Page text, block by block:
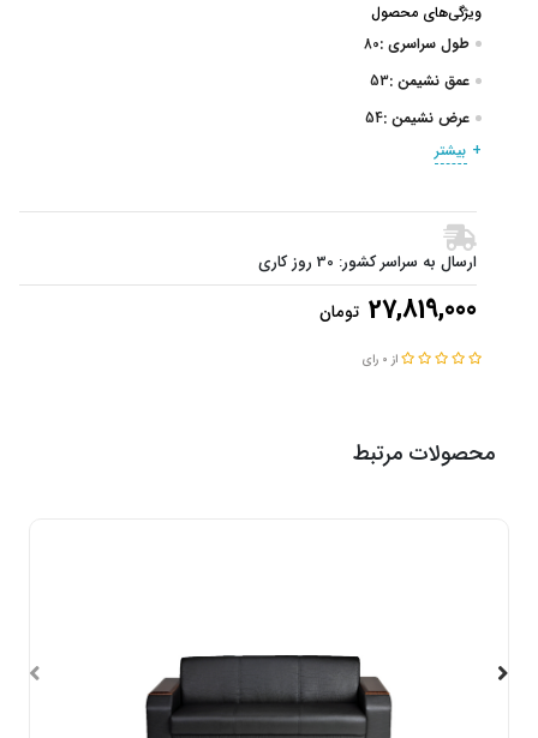
ویژگی‌های محصول
طول سراسری :80
عمق نشیمن :53
عرض نشیمن :54
بیشتر
ارسال به سراسر کشور: 30 روز کاری
27,819,000 تومان
از 0 رای
محصولات مرتبط